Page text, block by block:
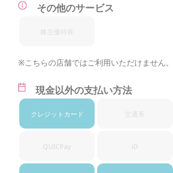
その他のサービス
株主優待券
※こちらの店舗ではご利用いただけません。
現金以外の支払い方法
クレジット カード 交通系
QUICPay iD